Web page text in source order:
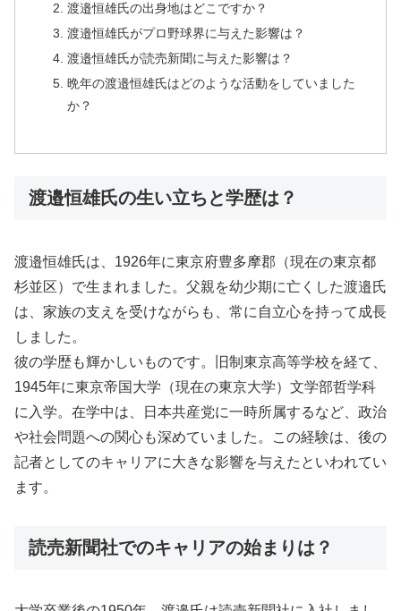
渡邉恒雄氏の出身地はどこですか？
渡邉恒雄氏がプロ野球界に与えた影響は？
渡邉恒雄氏が読売新聞に与えた影響は？
晩年の渡邉恒雄氏はどのような活動をしていました
か？
渡邉恒雄氏の生い立ちと学歴は？
渡邉恒雄氏は、1926年に東京府豊多摩郡（現在の東京都
杉並区）で生まれました。父親を幼少期に亡くした渡邉氏
は、家族の支えを受けながらも、常に自立心を持って成長
しました。
彼の学歴も輝かしいものです。旧制東京高等学校を経て、
1945年に東京帝国大学（現在の東京大学）文学部哲学科
に入学。在学中は、日本共産党に一時所属するなど、政治
や社会問題への関心も深めていました。この経験は、後の
記者としてのキャリアに大きな影響を与えたといわれてい
ます。
読売新聞社でのキャリアの始まりは？